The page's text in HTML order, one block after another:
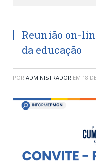
Reunião on-
da educação
POR ADMINISTRADOR EM 18